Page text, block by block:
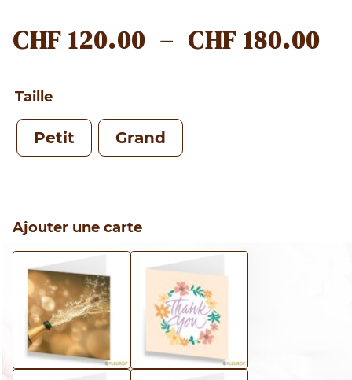
CHF 120.00 – CHF 180.00
Taille
Petit Grand
Ajouter une carte